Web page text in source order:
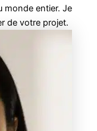
monde entier. Je
de votre projet.